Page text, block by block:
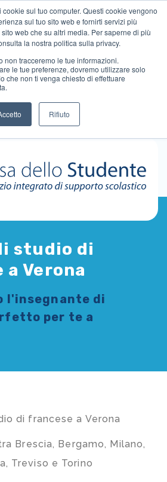
sul tuo computer. Questi cookie vengono
sul tuo sito web e fornirti servizi più
web che su altri media. Per saperne di più
la nostra politica sulla privacy.
non tracceremo le tue informazioni.
le tue preferenze, dovremo utilizzare solo
che non ti venga chiesto di effettuare
Rifiuto
studio di
a Verona
l'insegnante di
per te a
di francese a Verona
Brescia, Bergamo, Milano,
Treviso e Torino